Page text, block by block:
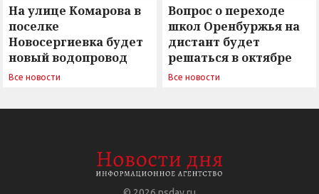
На улице Комарова в
поселке
Новосергиевка будет
новый водопровод
Все новости
Вопрос о переходе
школ Оренбуржья на
дистант будет
решаться в октябре
Все новости